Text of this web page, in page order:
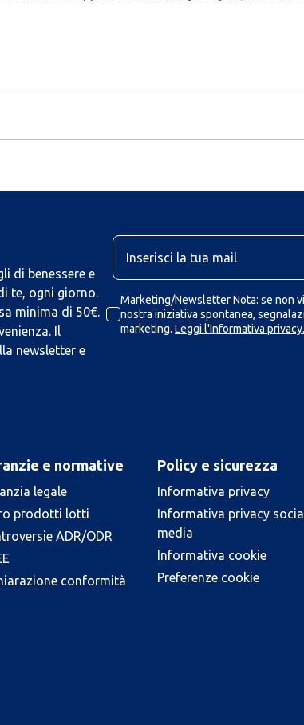
di benessere e
te, ogni giorno.
minima di 50€.
Il
newsletter e
Marketing/Newsletter Nota: se non
nostra iniziativa spontanea,
marketing. Leggi l'Informativa privacy.
e normative
legale
prodotti lotti
ADR/ODR
conformità
Policy e sicurezza
Informativa privacy
Informativa privacy
media
Informativa cookie
Preferenze cookie